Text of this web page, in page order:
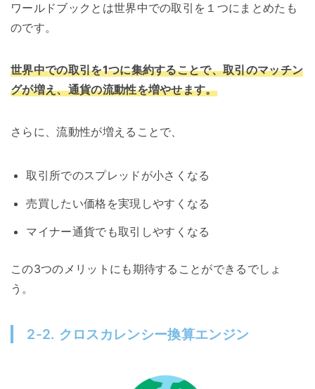
ワールドブックとは世界中での取引を１つにまとめたも
のです。
世界中での取引を1つに集約することで、取引のマッチン
グが増え、通貨の流動性を増やせます。
さらに、流動性が増えることで、
取引所でのスプレッドが小さくなる
売買したい価格を実現しやすくなる
マイナー通貨でも取引しやすくなる
この3つのメリットにも期待することができるでしょ
う。
2-2. クロスカレンシー換算エンジン